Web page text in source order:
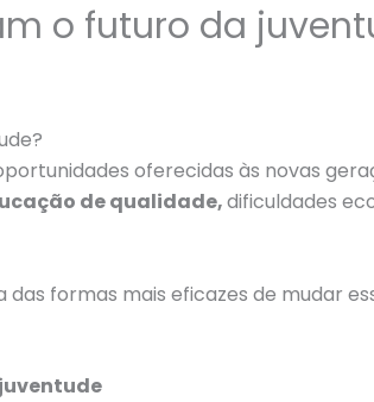
o futuro da
oferecidas às novas
de qualidade,dificuldades
formas mais eficazes de mudar